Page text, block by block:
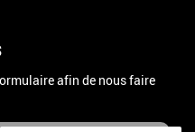
afin de nous faire